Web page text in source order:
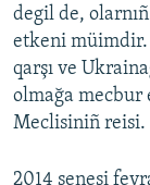
degil de,
etkeni müimdir.
qarşı ve
olmağa mecbur
Meclisiniñ reisi.
2014 senesi